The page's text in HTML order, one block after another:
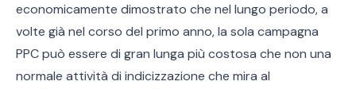
economicamente dimostrato che nel lungo periodo, a
volte già nel corso del primo anno, la sola campagna
PPC può essere di gran lunga più costosa che non una
normale attività di indicizzazione che mira al